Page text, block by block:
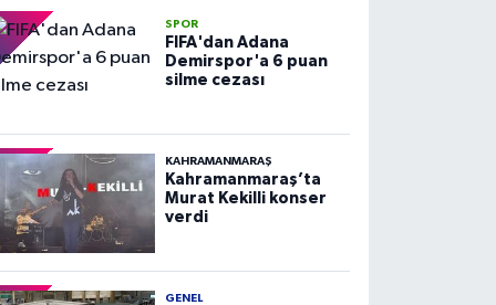
SPOR
FIFA'dan Adana
Demirspor'a 6 puan
silme cezası
KAHRAMANMARAŞ
Kahramanmaraş’ta
Murat Kekilli konser
verdi
GENEL